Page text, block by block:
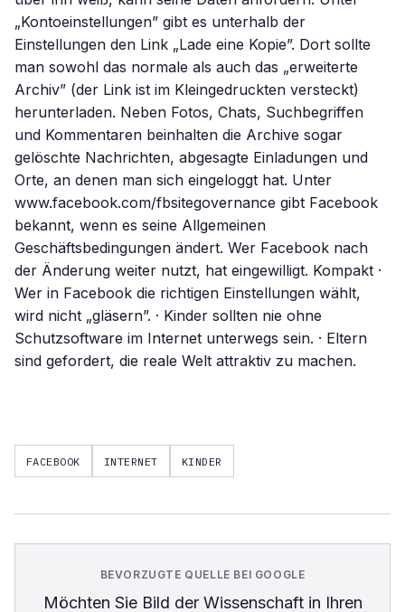
FACEBOOK INTERNET KINDER
BEVORZUGTE QUELLE BEI GOOGLE
Möchten Sie Bild der Wissenschaftin Ihren